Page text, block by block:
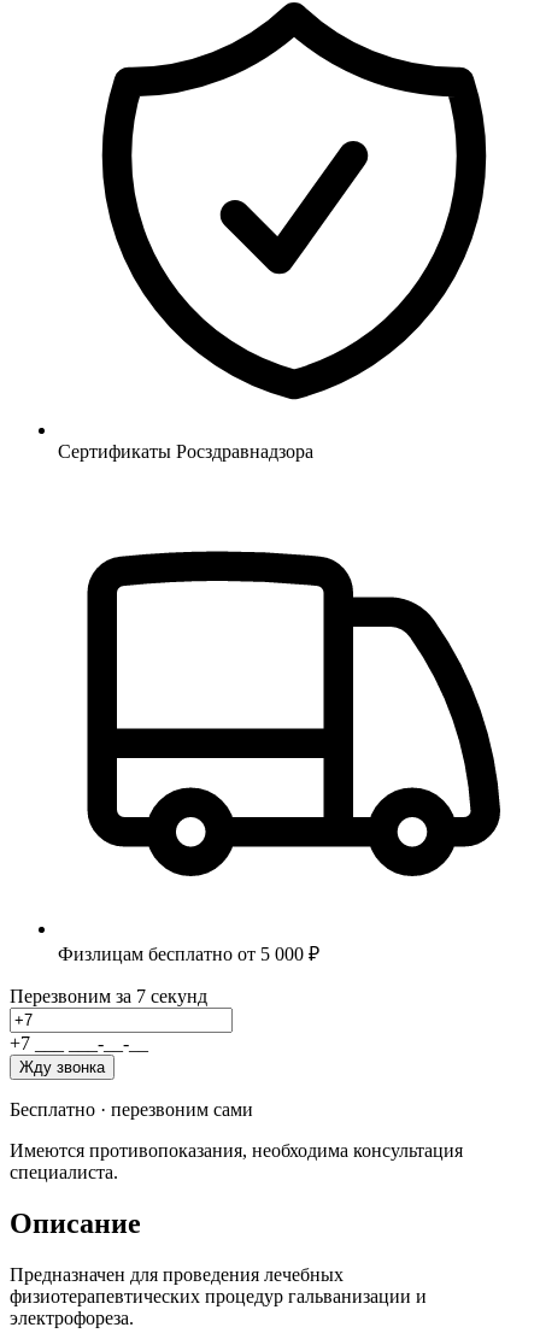
Сертификаты Росздравнадзора
Физлицам бесплатно от 5 000 ₽
Перезвоним за 7 секунд
+7 - -
Жду звонка
Бесплатно · перезвоним сами
Имеются противопоказания, необходима консультация
специалиста.
Описание
Предназначен для проведения лечебных
физиотерапевтических процедур гальванизации и
электрофореза.